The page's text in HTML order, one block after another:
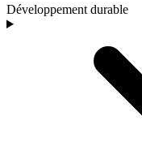
Développement durable